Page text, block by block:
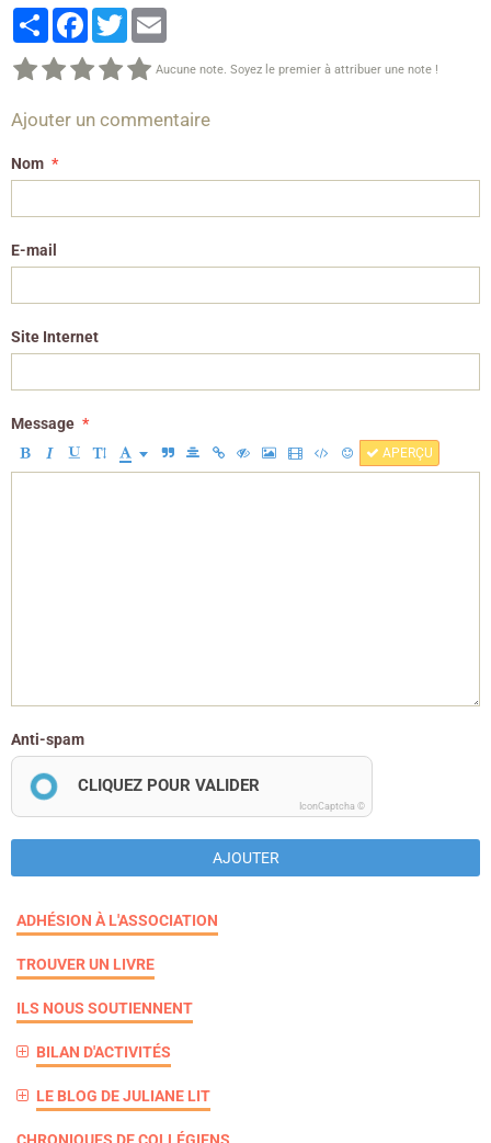
PartagerFacebook
Twitter
Aucune note. Soyez le premier à attribuer une note !
Ajouter un commentaire
Nom
E-mail
Site Internet
Message
APERÇU
Anti-spam
CLIQUEZ POUR VALIDER
IconCaptcha ©
AJOUTER
ADHÉSION À L'ASSOCIATION
TROUVER UN LIVRE
ILS NOUS SOUTIENNENT
BILAN D'ACTIVITÉS
LE BLOG DE JULIANE LIT